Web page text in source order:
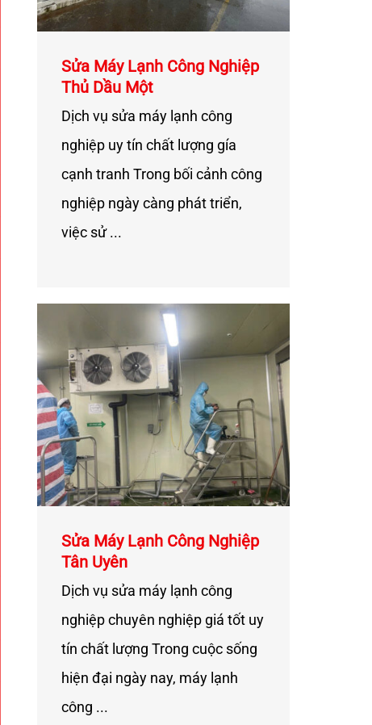
Sửa Máy Lạnh Công Nghiệp
Thủ Dầu Một
Dịch vụ sửa máy lạnh công
nghiệp uy tín chất lượng gía
cạnh tranh Trong bối cảnh công
nghiệp ngày càng phát triển,
việc sử ...
Sửa Máy Lạnh Công Nghiệp
Tân Uyên
Dịch vụ sửa máy lạnh công
nghiệp chuyên nghiệp giá tốt uy
tín chất lượng Trong cuộc sống
hiện đại ngày nay, máy lạnh
công ...